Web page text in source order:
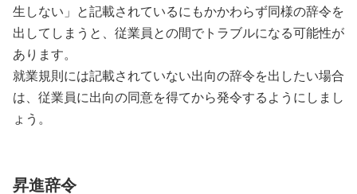
生しない」と記載されているにもかかわらず同様の辞令を
出してしまうと、従業員との間でトラブルになる可能性が
あります。
就業規則には記載されていない出向の辞令を出したい場合
は、従業員に出向の同意を得てから発令するようにしまし
ょう。
昇進辞令